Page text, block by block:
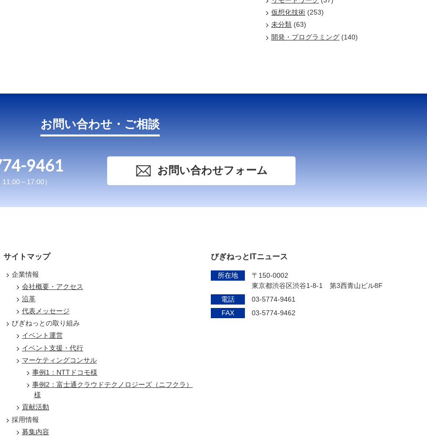
仮想化技術 (253)
未分類 (63)
開発・プログラミング (140)
お問い合わせ・ご相談
9461
11:00～17:00）
お問い合わせフォーム
サイトマップ
企業情報
会社概要・アクセス
沿革
代表メッセージ
びぎねっとの取り組み
イベント運営
イベント支援・代行
マーケティングコンサル
事例1：NTTドコモ様
事例2：富士通クラウドテクノロジーズ（ニフクラ）
様
貢献活動
採用情報
募集内容
びぎねっとITニュース
所在地
〒150-0002
東京都渋谷区渋谷1-8-1 第3西青山ビル8F
電話
03-5774-9461
FAX
03-5774-9462